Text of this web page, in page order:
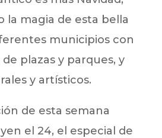
la magia de esta bella
municipios con
plazas y parques, y
y artísticos.
de esta semana
el 24, el especial de